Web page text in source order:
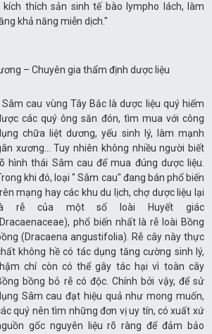
kích thích sản sinh tế bào lympho lách, làm
khả năng miễn dịch."
– Chuyên gia thẩm định dược liệu
Sâm cau vùng Tây Bắc là dược liệu quý hiếm
các quý ông săn đón, tìm mua với công
chữa liệt dương, yếu sinh lý, làm mạnh
xương… Tuy nhiên không nhiều người biết
hình thái Sâm cau để mua đúng dược liệu.
khi đó, loại " Sâm cau" đang bán phổ biến
mạng hay các khu du lịch, chợ dược liệu lại
rễ của một số loài Huyết giác
phổ biến nhất là rễ loài Bồng
(Dracaena angustifolia). Rễ cây này thực
không hề có tác dụng tăng cường sinh lý,
chí còn có thể gây tác hại vì toàn cây
bồng bỏ rễ có độc. Chính bởi vậy, để sử
Sâm cau đạt hiệu quả như mong muốn,
quý nên tìm những đơn vị uy tín, có xuất xứ
gốc nguyên liệu rõ ràng để đảm bảo